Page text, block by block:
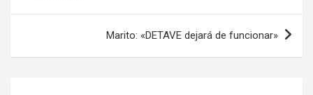
entradas
Marito: «DETAVE dejará de funcionar»